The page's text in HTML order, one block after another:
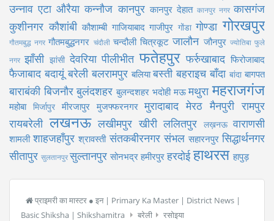
उन्नाव एटा औरैया कन्नौज कानपुर कानपुर देहात कानपुर नगर कासगंज
कुशीनगर कौशांबी कौशाम्बी गाजियाबाद गाजीपुर गोंडा गोण्डा गोरखपुर
गौतमबुद्ध नगर गौतमबुद्धनगर चंदौली चन्दौली चित्रकूट जालौन जौनपुर ज्योतिबा फुले
नगर झाँसी झांसी देवरिया पीलीभीत फतेहपुर फर्रुखाबाद फिरोजाबाद
फैजाबाद बदायूं बरेली बलरामपुर बलिया बस्ती बहराइच बाँदा बांदा बागपत
बाराबंकी बिजनौर बुलंदशहर बुलन्दशहर भदोही मऊ मथुरा महराजगंज
महोबा मिर्जापुर मीरजापुर मुजफ्फरनगर मुरादाबाद मेरठ मैनपुरी रामपुर
रायबरेली लखनऊ लखीमपुर खीरी ललितपुर लख़नऊ वाराणसी
शामली शाहजहाँपुर श्रावस्ती संतकबीरनगर संभल सहारनपुर सिद्धार्थनगर
सीतापुर सुलतानपुरसुल्तानपुर सोनभद्र हमीरपुर हरदोई हाथरस हापुड़
प्राइमरी का मास्टर ● इन | Primary Ka Master | District News |
Basic Shiksha | Shikshamitra
बरेली रसोइया